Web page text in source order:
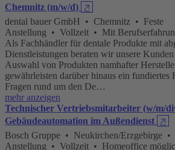
Chemnitz (m/w/d) 🡥
dental bauer GmbH • Chemnitz • Feste
Anstellung • Vollzeit • Mit
Als Fachhändler für dentale Produkte mit
Dienstleistungen beraten wir unsere
Auswahl von Produkten namhafter
gewährleisten darüber hinaus ein
Fragen rund um den De…
mehr anzeigen
Technischer Vertriebsmitarbeiter (w/m/
Gebäudeautomation im Außendienst 🡥
Bosch Gruppe • Neukirchen/Erzgebirge •
Anstellung • Vollzeit • Homeoffice